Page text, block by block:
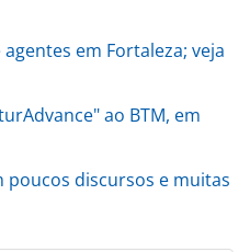
em Fortaleza; veja
ao BTM, em
poucos discursos e muitas